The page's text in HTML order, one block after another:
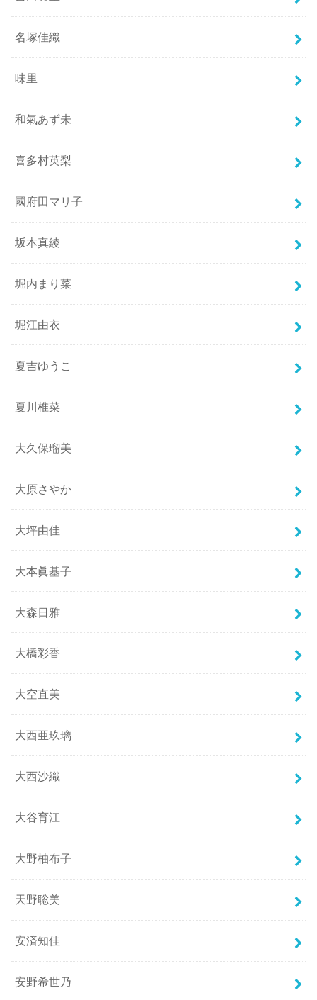
名塚佳織
味里
和氣あず未
喜多村英梨
國府田マリ子
坂本真綾
堀内まり菜
堀江由衣
夏吉ゆうこ
夏川椎菜
大久保瑠美
大原さやか
大坪由佳
大本眞基子
大森日雅
大橋彩香
大空直美
大西亜玖璃
大西沙織
大谷育江
大野柚布子
天野聡美
安済知佳
安野希世乃